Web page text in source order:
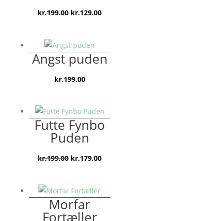
kr.199.00 Den
var:
kr.199.00.
kr.129.00Den
er:
kr.129.00.
Angst puden
kr.199.00
Futte Fynbo
Puden
kr.199.00 Den
var:
kr.199.00.
kr.179.00Den
er:
Morfar
Fortæller